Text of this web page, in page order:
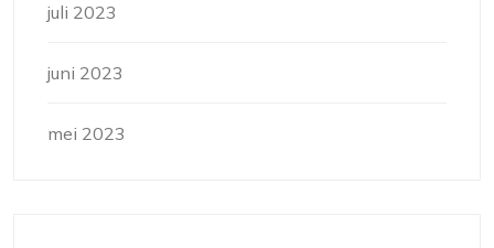
juli 2023
juni 2023
mei 2023